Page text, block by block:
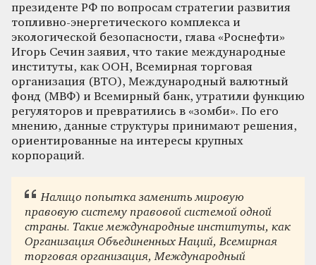
президенте РФ по вопросам стратегии развития
топливно-энергетического комплекса и
экологической безопасности, глава «Роснефти»
Игорь Сечин заявил, что такие международные
институты, как ООН, Всемирная торговая
организация (ВТО), Международный валютный
фонд (МВФ) и Всемирный банк, утратили функцию
регуляторов и превратились в «зомби». По его
мнению, данные структуры принимают решения,
ориентированные на интересы крупных
корпораций.
Налицо попытка заменить мировую
правовую систему правовой системой одной
страны. Такие международные институты, как
Организация Объединенных Наций, Всемирная
торговая организация, Международный